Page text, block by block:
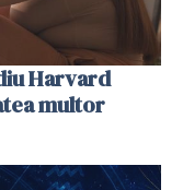
Harvard
multor